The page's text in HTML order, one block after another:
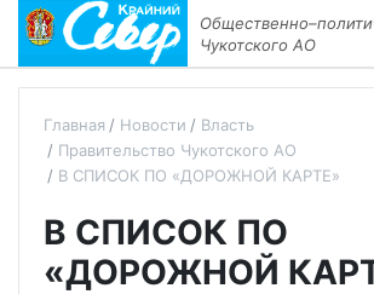
Чукотского АО
Главная Новости
Власть
Правительство Чукотского АО
В СПИСОК ПО «ДОРОЖНОЙ КАРТЕ»
В СПИСОК ПО
«ДОРОЖНОЙ